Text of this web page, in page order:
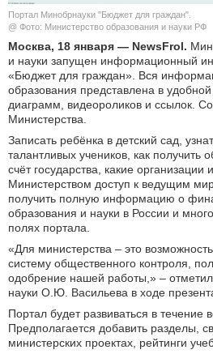
ШОУ-
АВТО И
ЭГОИЗМ
Портал Минобрнауки "Бюджет для граждан".
@ Фото: Министерство образования и науки РФ
Москва, 18 января — NewsFrol.
и науки запущен информационный
«Бюджет для граждан». Вся
образования представлена в
диаграмм, видеороликов и ссылок.
Министерства.
Записать ребёнка в детский сад,
талантливых учеников, как получить
счёт государства, какие
Министерством доступ к ведущим
получить полную информацию о
образования и науки в России и
полях портала.
«Для министерства – это
систему общественного контроля,
одобрение нашей работы,» –
науки О.Ю. Васильева в ходе
Портал будет развиваться в течение
Предполагается добавить разделы,
министерских проектах, рейтинги